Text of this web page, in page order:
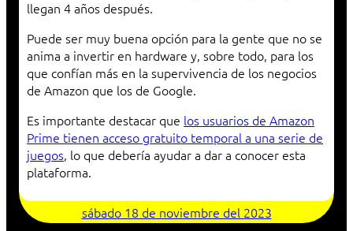
llegan 4 años después.
Puede ser muy buena opción para la gente que no se
anima a invertir en hardware y, sobre todo, para los
que confían más en la supervivencia de los negocios
de Amazon que los de Google.
Es importante destacar que los usuarios de Amazon
Prime tienen acceso gratuito temporal a una serie de
juegos, lo que debería ayudar a dar a conocer esta
plataforma.
sábado 18 de noviembre del 2023